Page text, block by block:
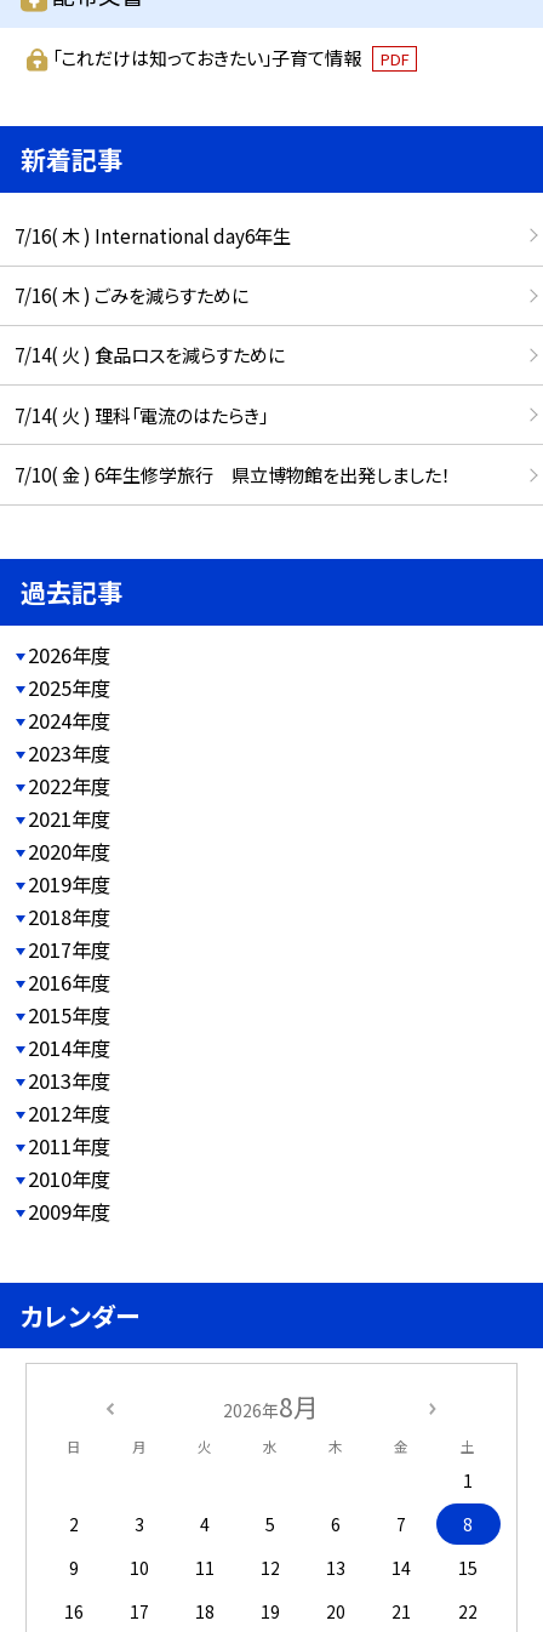
「これだけは知っておきたい」子育て情報 PDF
新着記事
7/16( 木 ) International day6年生
7/16( 木 ) ごみを減らすために
7/14( 火 ) 食品ロスを減らすために
7/14( 火 ) 理科「電流のはたらき」
7/10( 金 ) 6年生修学旅行 県立博物館を出発しました！
過去記事
2026年度
2025年度
2024年度
2023年度
2022年度
2021年度
2020年度
2019年度
2018年度
2017年度
2016年度
2015年度
2014年度
2013年度
2012年度
2011年度
2010年度
2009年度
カレンダー
2026年8月
日 月 火 水 木 金 土
1
2
3 4 5 6 7
8
9
10 11 12 13 14
15
16
17 18 19 20 21
22